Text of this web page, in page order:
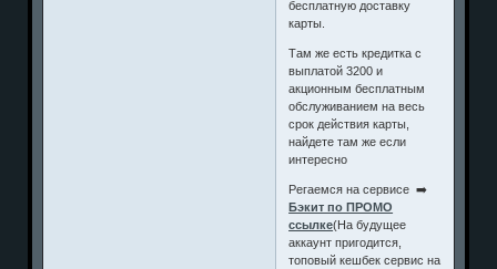
бесплатную доставку
карты.
Там же есть кредитка с
выплатой 3200 и
акционным бесплатным
обслуживанием на весь
срок действия карты,
найдете там же если
интересно
Регаемся на сервисе ➡️
Бэкит по ПРОМО
ссылке(На будущее
аккаунт пригодится,
топовый кешбек сервис на